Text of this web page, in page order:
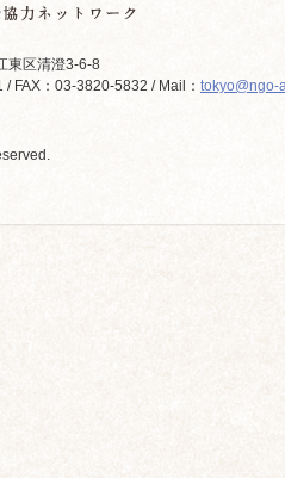
東区清澄3-6-8
FAX：03-3820-5832 / Mail： tokyo@ngo-